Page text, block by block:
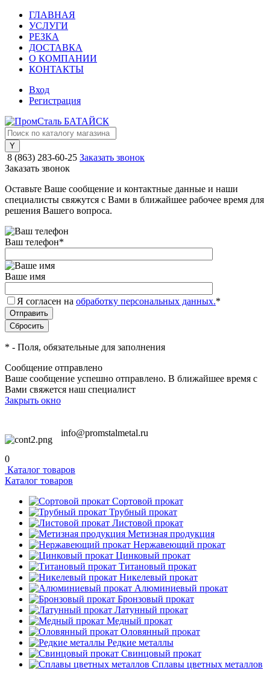
ГЛАВНАЯ
УСЛУГИ
РЕЗКА
ДОСТАВКА
О КОМПАНИИ
КОНТАКТЫ
Вход
Регистрация
8 (863) 283-60-25 Заказать звонок
Заказать звонок
Оставьте Ваше сообщение и контактные данные и наши
специалисты свяжутся с Вами в ближайшее рабочее время для
решения Вашего вопроса.
Ваш телефон*
Ваше имя
Я согласен на обработку персональных данных.*
* - Поля, обязательные для заполнения
Сообщение отправлено
Ваше сообщение успешно отправлено. В ближайшее время с
Вами свяжется наш специалист
Закрыть окно
info@promstalmetal.ru
0
Каталог товаров
Каталог товаров
Сортовой прокат
Трубный прокат
Листовой прокат
Метизная продукция
Нержавеющий прокат
Цинковый прокат
Титановый прокат
Никелевый прокат
Алюминиевый прокат
Бронзовый прокат
Латунный прокат
Медный прокат
Оловянный прокат
Редкие металлы
Свинцовый прокат
Сплавы цветных металлов